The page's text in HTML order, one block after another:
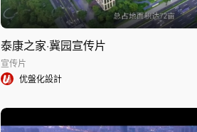
泰康之家·冀园宣传片
宣传片
优盤化設計